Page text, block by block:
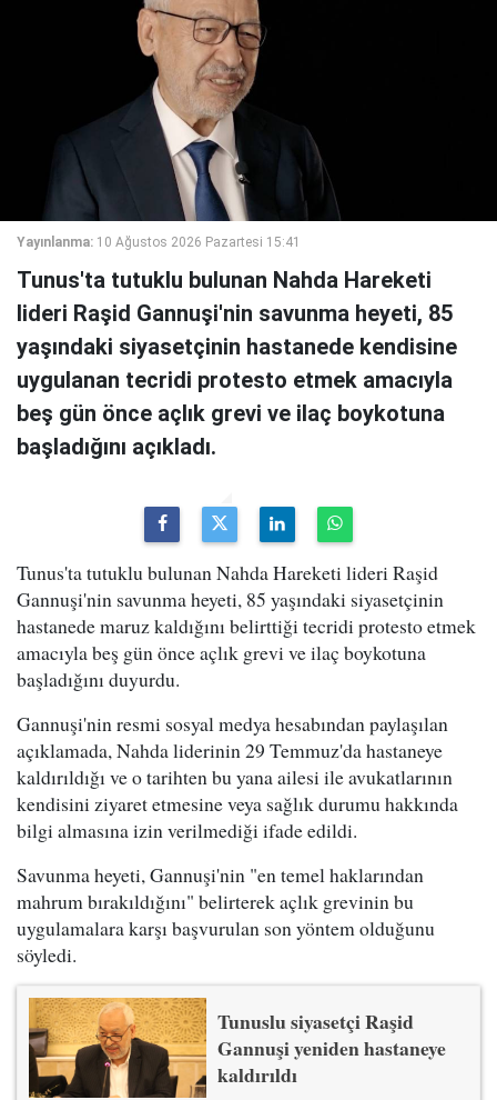
Yayınlanma: 10 Ağustos 2026 Pazartesi 15:41
Tunus'ta tutuklu bulunan Nahda Hareketi
lideri Raşid Gannuşi'nin savunma heyeti, 85
yaşındaki siyasetçinin hastanede kendisine
uygulanan tecridi protesto etmek amacıyla
beş gün önce açlık grevi ve ilaç boykotuna
başladığını açıkladı.
Tunus'ta tutuklu bulunan Nahda Hareketi lideri Raşid
Gannuşi'nin savunma heyeti, 85 yaşındaki siyasetçinin
hastanede maruz kaldığını belirttiği tecridi protesto etmek
amacıyla beş gün önce açlık grevi ve ilaç boykotuna
başladığını duyurdu.
Gannuşi'nin resmi sosyal medya hesabından paylaşılan
açıklamada, Nahda liderinin 29 Temmuz'da hastaneye
kaldırıldığı ve o tarihten bu yana ailesi ile avukatlarının
kendisini ziyaret etmesine veya sağlık durumu hakkında
bilgi almasına izin verilmediği ifade edildi.
Savunma heyeti, Gannuşi'nin "en temel haklarından
mahrum bırakıldığını" belirterek açlık grevinin bu
uygulamalara karşı başvurulan son yöntem olduğunu
söyledi.
Tunuslu siyasetçi Raşid
Gannuşi yeniden hastaneye
kaldırıldı